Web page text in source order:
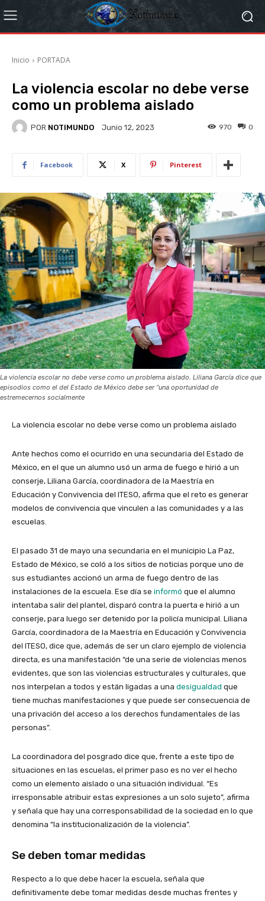
Inicio PORTADA
La violencia escolar no debe verse
como un problema aislado
POR NOTIMUNDO Junio 12, 2023 0
970
Facebook X Pinterest
La violencia escolar no debe verse como un problema aislado. Liliana García dice que
episodios como el del Estado de México debe ser “una oportunidad de
estremecernos socialmente
La violencia escolar no debe verse como un problema aislado
Ante hechos como el ocurrido en una secundaria del Estado de
México, en el que un alumno usó un arma de fuego e hirió a un
conserje, Liliana García, coordinadora de la Maestría en
Educación y Convivencia del ITESO, afirma que el reto es generar
modelos de convivencia que vinculen a las comunidades y a las
escuelas.
El pasado 31 de mayo una secundaria en el municipio La Paz,
Estado de México, se coló a los sitios de noticias porque uno de
sus estudiantes accionó un arma de fuego dentro de las
instalaciones de la escuela. Ese día se informó que el alumno
intentaba salir del plantel, disparó contra la puerta e hirió a un
conserje, para luego ser detenido por la policía municipal. Liliana
García, coordinadora de la Maestría en Educación y Convivencia
del ITESO, dice que, además de ser un claro ejemplo de violencia
directa, es una manifestación “de una serie de violencias menos
evidentes, que son las violencias estructurales y culturales, que
nos interpelan a todos y están ligadas a una desigualdad que
tiene muchas manifestaciones y que puede ser consecuencia de
una privación del acceso a los derechos fundamentales de las
personas”.
La coordinadora del posgrado dice que, frente a este tipo de
situaciones en las escuelas, el primer paso es no ver el hecho
como un elemento aislado o una situación individual. “Es
irresponsable atribuir estas expresiones a un solo sujeto”, afirma
y señala que hay una corresponsabilidad de la sociedad en lo que
denomina “la institucionalización de la violencia”.
Se deben tomar medidas
Respecto a lo que debe hacer la escuela, señala que
definitivamente debe tomar medidas desde muchas frentes y